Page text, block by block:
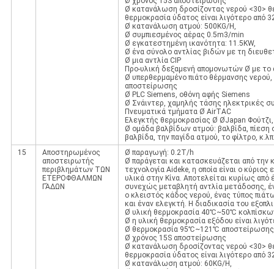
Ø κατανάλωση δροσίζοντας νερού <30>
θερμοκρασία ύδατος είναι λιγότερο από
Ø κατανάλωση ατμού: 500KG/H,
Ø συμπιεσμένος αέρας 0.5m3/min
Ø εγκατεστημένη ικανότητα: 11.5KW,
Ø ένα σύνολο αντλίας βιδών με τη
Ø μια αντλία CIP
Προ-υλική δεξαμενή απομονωτών Ø με
Ø υπερθερμαμένο πιάτο θέρμανσης
αποστείρωσης
Ø PLC Siemens, οθόνη αφής Siemens
Ø Σνάιντερ, χαμηλής τάσης ηλεκτρικές
Πνευματικά τμήματα Ø AirTAC
Ελεγκτής θερμοκρασίας Ø ØJapan
Ø ομάδα βαλβίδων ατμού: βαλβίδα, πίεση
βαλβίδα, την παγίδα ατμού, το φίλτρο,
15
Αποστηρωμένος
αποστειρωτής
περιβλημάτων ΤΩΝ
ΕΤΕΡΟΦΘΑΛΜΩΝ
ΓΆΔΩΝ
Ø παραγωγή: 0.2T/h
Ø παράγεται και κατασκευάζεται από
τεχνολογία Aideke, η οποία είναι ο
υλικά στην Κίνα. Αποτελείται κυρίως
συνεχώς μεταβλητή αντλία μετάδοσης,
ο κλειστός κάδος νερού, ένας τύπος
και έναν ελεγκτή. Η διαδικασία του
Ø υλική θερμοκρασία 40℃~50℃
Ø η υλική θερμοκρασία εξόδου είναι
Ø θερμοκρασία 95℃~121℃ αποστείρωσης
Ø χρόνος 15S αποστείρωσης
Ø κατανάλωση δροσίζοντας νερού <30>
θερμοκρασία ύδατος είναι λιγότερο από
Ø κατανάλωση ατμού: 60KG/H,